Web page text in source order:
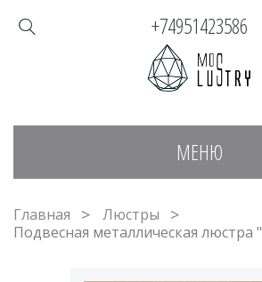
МЕНЮ
+74951423586
Главная
Люстры
Подвесная металлическая люстра